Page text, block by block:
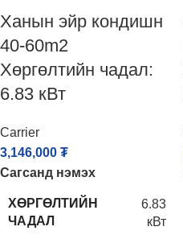
Ханын эйр кондишн
40-60m2
Хөргөлтийн чадал:
6.83 кВт
Carrier
3,146,000 ₮
Сагсанд нэмэх
ХӨРГӨЛТИЙН
ЧАДАЛ
6.83
кВт